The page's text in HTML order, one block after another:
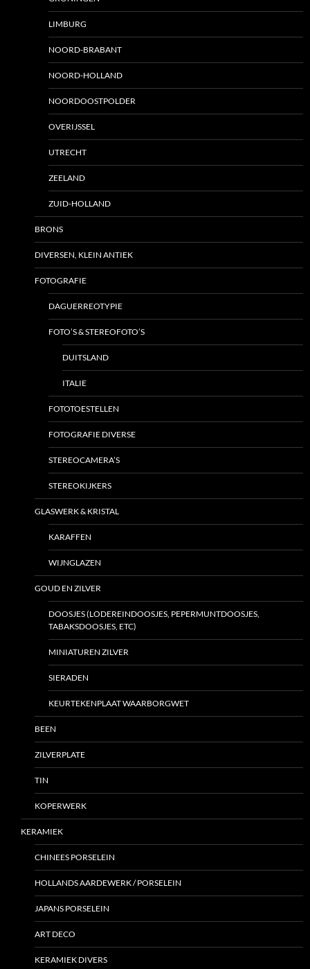
LIMBURG
NOORD-BRABANT
NOORD-HOLLAND
NOORDOOSTPOLDER
OVERIJSSEL
UTRECHT
ZEELAND
ZUID-HOLLAND
BRONS
DIVERSEN, KLEIN ANTIEK
FOTOGRAFIE
DAGUERREOTYPIE
FOTO’S & STEREOFOTO’S
DUITSLAND
ITALIE
FOTOTOESTELLEN
FOTOGRAFIE DIVERSE
STEREOCAMERA’S
STEREOKIJKERS
GLASWERK & KRISTAL
KARAFFEN
WIJNGLAZEN
GOUD EN ZILVER
DOOSJES (LODEREINDOOSJES, PEPERMUNTDOOSJES,
TABAKSDOOSJES, ETC)
MINIATUREN ZILVER
SIERADEN
KEURTEKENPLAAT WAARBORGWET
BEEN
ZILVERPLATE
TIN
KOPERWERK
KERAMIEK
CHINEES PORSELEIN
HOLLANDS AARDEWERK / PORSELEIN
JAPANS PORSELEIN
ART DECO
KERAMIEK DIVERS